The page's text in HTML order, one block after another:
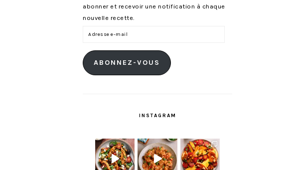
abonner et recevoir une notification à chaque
nouvelle recette.
Adresse
mail
ABONNEZ-VOUS
INSTAGRAM